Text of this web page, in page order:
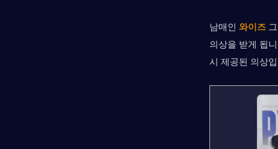
남매인 와이즈
의상을 받게 됩
시 제공된 의상